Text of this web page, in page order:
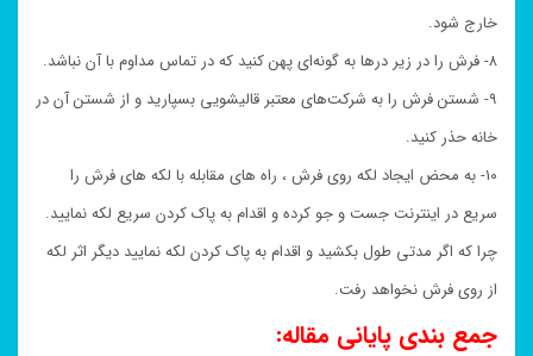
خارج شود.
۸- فرش را در زیر درها به گونه‌ای پهن کنید که در تماس مداوم با آن نباشد.
۹- شستن فرش را به شرکت‌های معتبر قالیشویی بسپارید و از شستن آن در
خانه حذر کنید.
۱۰- به محض ایجاد لکه روی فرش ، راه های مقابله با لکه های فرش را
سریع در اینترنت جست و جو کرده و اقدام به پاک کردن سریع لکه نمایید.
چرا که اگر مدتی طول بکشید و اقدام به پاک کردن لکه نمایید دیگر اثر لکه
از روی فرش نخواهد رفت.
جمع بندی پایانی مقاله: